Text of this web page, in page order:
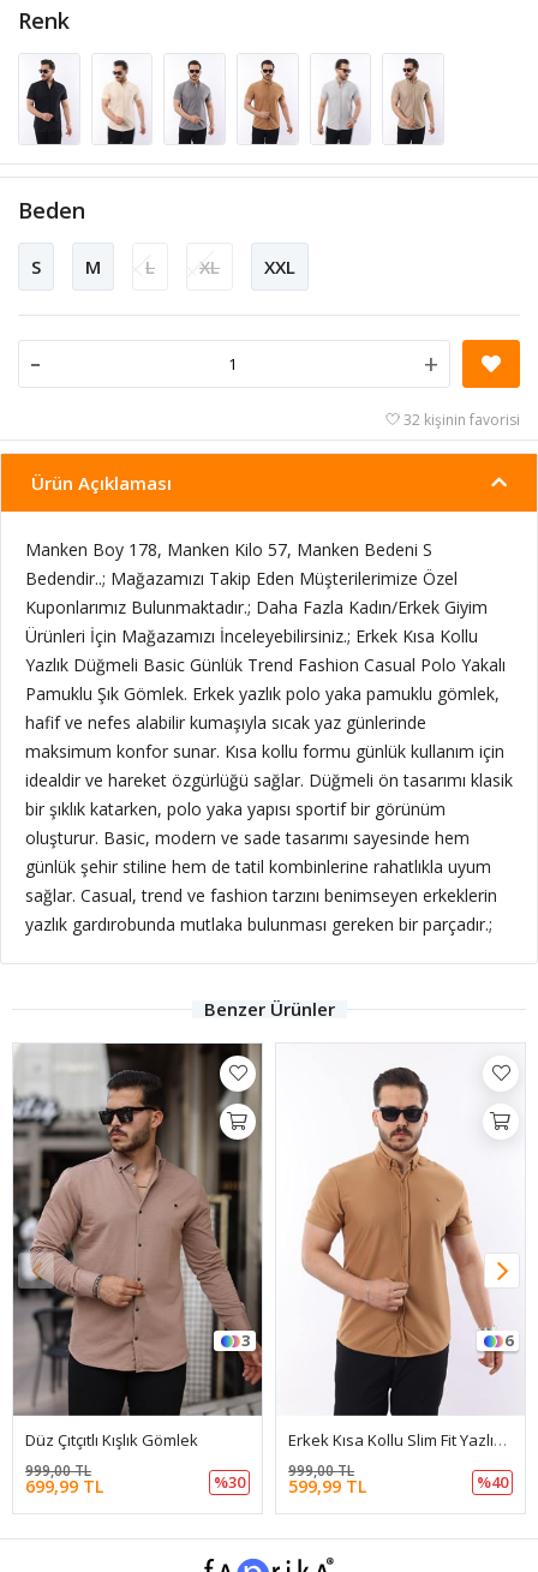
Renk
Beden
S M L XL XXL
- +
32 kişinin favorisi
Ürün Açıklaması
Manken Boy 178, Manken Kilo 57, Manken Bedeni S
Bedendir..; Mağazamızı Takip Eden Müşterilerimize Özel
Kuponlarımız Bulunmaktadır.; Daha Fazla Kadın/Erkek Giyim
Ürünleri İçin Mağazamızı İnceleyebilirsiniz.; Erkek Kısa Kollu
Yazlık Düğmeli Basic Günlük Trend Fashion Casual Polo Yakalı
Pamuklu Şık Gömlek. Erkek yazlık polo yaka pamuklu gömlek,
hafif ve nefes alabilir kumaşıyla sıcak yaz günlerinde
maksimum konfor sunar. Kısa kollu formu günlük kullanım için
idealdir ve hareket özgürlüğü sağlar. Düğmeli ön tasarımı klasik
bir şıklık katarken, polo yaka yapısı sportif bir görünüm
oluşturur. Basic, modern ve sade tasarımı sayesinde hem
günlük şehir stiline hem de tatil kombinlerine rahatlıkla uyum
sağlar. Casual, trend ve fashion tarzını benimseyen erkeklerin
yazlık gardırobunda mutlaka bulunması gereken bir parçadır.;
Benzer Ürünler
3
Düz Çıtçıtlı Kışlık Gömlek
699,99 TL
999,00 TL
%30
6
Erkek Kısa Kollu Slim Fit Yazlık Basic Şık Gömlek
599,99 TL
999,00 TL
%40